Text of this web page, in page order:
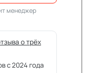
менеджер
о трёх
с 2024 года